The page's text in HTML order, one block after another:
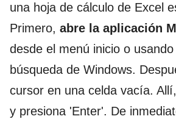
una hoja de cálculo de Excel
Primero, abre la aplicación
desde el menú inicio o
búsqueda de Windows.
cursor en una celda vacía.
y presiona 'Enter'. De